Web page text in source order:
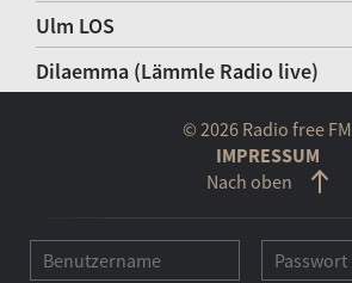
Ulm LOS
Dilaemma (Lämmle Radio live)
© 2026 Radio free FM
IMPRESSUM
Nach oben